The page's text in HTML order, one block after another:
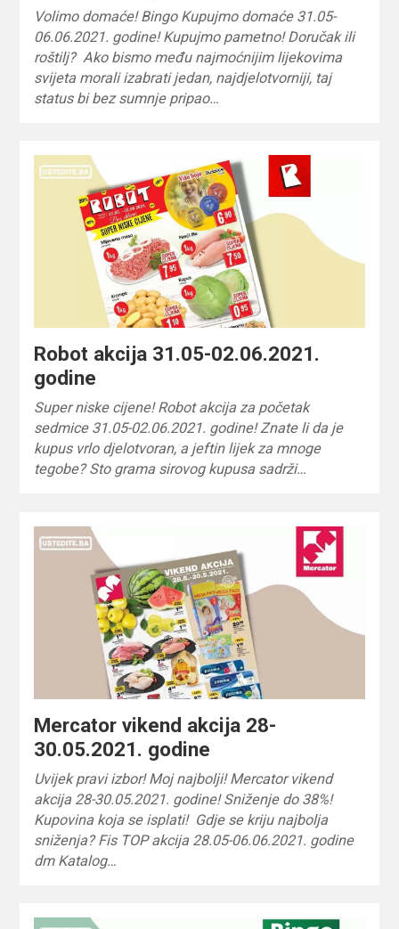
Volimo domaće! Bingo Kupujmo domaće 31.05-
06.06.2021. godine! Kupujmo pametno! Doručak ili
roštilj? Ako bismo među najmoćnijim lijekovima
svijeta morali izabrati jedan, najdjelotvorniji, taj
status bi bez sumnje pripao…
Robot akcija 31.05-02.06.2021.
godine
Super niske cijene! Robot akcija za početak
sedmice 31.05-02.06.2021. godine! Znate li da je
kupus vrlo djelotvoran, a jeftin lijek za mnoge
tegobe? Sto grama sirovog kupusa sadrži…
Mercator vikend akcija 28-
30.05.2021. godine
Uvijek pravi izbor! Moj najbolji! Mercator vikend
akcija 28-30.05.2021. godine! Sniženje do 38%!
Kupovina koja se isplati! Gdje se kriju najbolja
sniženja? Fis TOP akcija 28.05-06.06.2021. godine
dm Katalog…